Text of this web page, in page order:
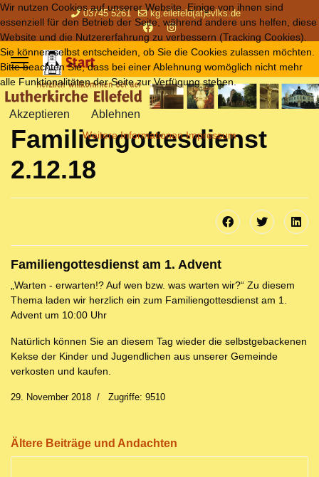
03745 5261 kg.ellefeld(at)evlks.de
Familiengottesdienst
2.12.18
Familiengottesdienst am 1. Advent
„Warten - erwarten!? Auf wen bzw. was warten wir?“ Zu diesem
Thema laden wir herzlich ein zum Familiengottesdienst am 1.
Advent um 10:00 Uhr
Natürlich können Sie an diesem Tag wieder die selbstgebackenen
Kekse der Kinder und Jugendlichen aus unserer Gemeinde
verkosten und kaufen.
29. November 2018 Zugriffe: 9510
Ältere Beiträge und Andachten
Wir nutzen Cookies auf unserer Website. Einige von ihnen sind
essenziell für den Betrieb der Seite, während andere uns helfen, diese
Website und die Nutzererfahrung zu verbessern (Tracking Cookies).
Sie können selbst entscheiden, ob Sie die Cookies zulassen möchten.
Bitte beachten Sie, dass bei einer Ablehnung womöglich nicht mehr
alle Funktionalitäten der Seite zur Verfügung stehen.
Akzeptieren Ablehnen
Weitere Informationen Impressum